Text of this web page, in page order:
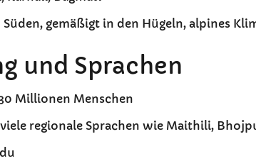
gemäßigt in den Hügeln, alpines
und Sprachen
Millionen Menschen
regionale Sprachen wie Maithili,